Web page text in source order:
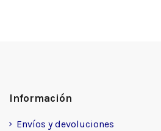
Información
Envíos y devoluciones